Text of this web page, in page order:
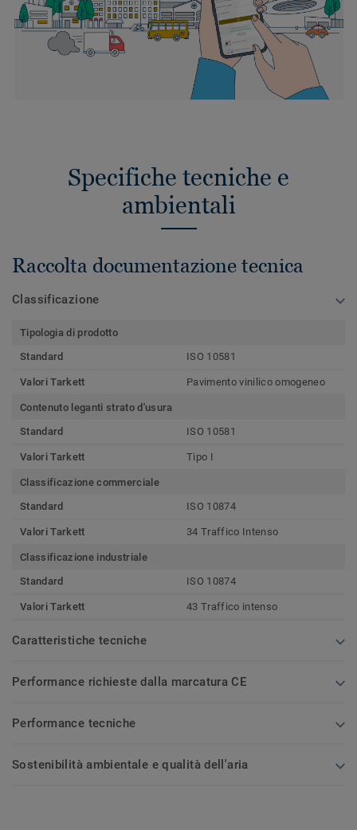
Specifiche tecniche e
ambientali
Raccolta documentazione tecnica
Classificazione
Tipologia di prodotto
Standard
ISO 10581
Valori Tarkett Pavimento vinilico omogeneo
Contenuto leganti strato d'usura
Standard
ISO 10581
Valori Tarkett Tipo I
Classificazione commerciale
Standard
ISO 10874
Valori Tarkett 34 Traffico Intenso
Classificazione industriale
Standard
ISO 10874
Valori Tarkett 43 Traffico intenso
Caratteristiche tecniche
Performance richieste dalla marcatura CE
Performance tecniche
Sostenibilità ambientale e qualità dell'aria